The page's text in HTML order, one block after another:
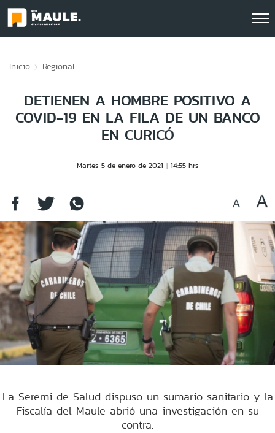
Inicio Regional
DETIENEN A HOMBRE POSITIVO A
COVID-19 EN LA FILA DE UN BANCO
EN CURICÓ
Martes 5 de enero de 2021 14:55 hrs
La Seremi de Salud dispuso un sumario sanitario y la
Fiscalía del Maule abrió una investigación en su
contra.